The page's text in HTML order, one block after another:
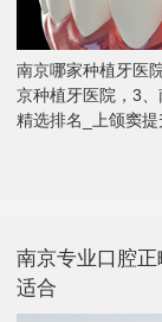
南京哪家种植牙医
京种植牙医院，3
精选排名_上颌窦
南京专业口腔
适合